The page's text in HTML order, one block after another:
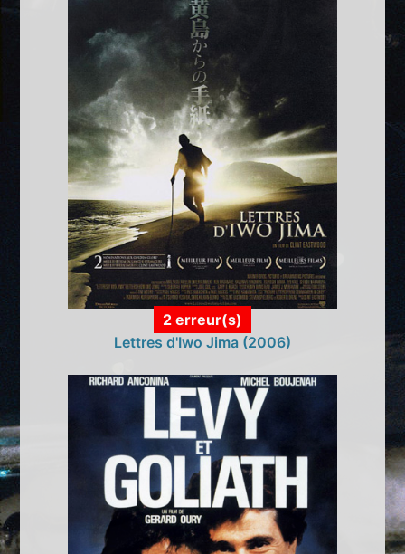
2 erreur(s)
Lettres d'Iwo Jima (2006)